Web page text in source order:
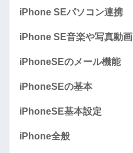
iPhone SEパソコン連携
iPhone SE音楽や写真動画
iPhoneSEのメール機能
iPhoneSEの基本
iPhoneSE基本設定
iPhone全般